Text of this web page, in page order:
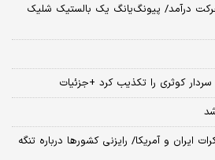
درآمد/ پیونگ‌یانگ یک بالستیک شلیک
سردار کوثری را تکذیب کرد +جزئیات
ایران و آمریکا/ رایزنی کشورها درباره تنگه